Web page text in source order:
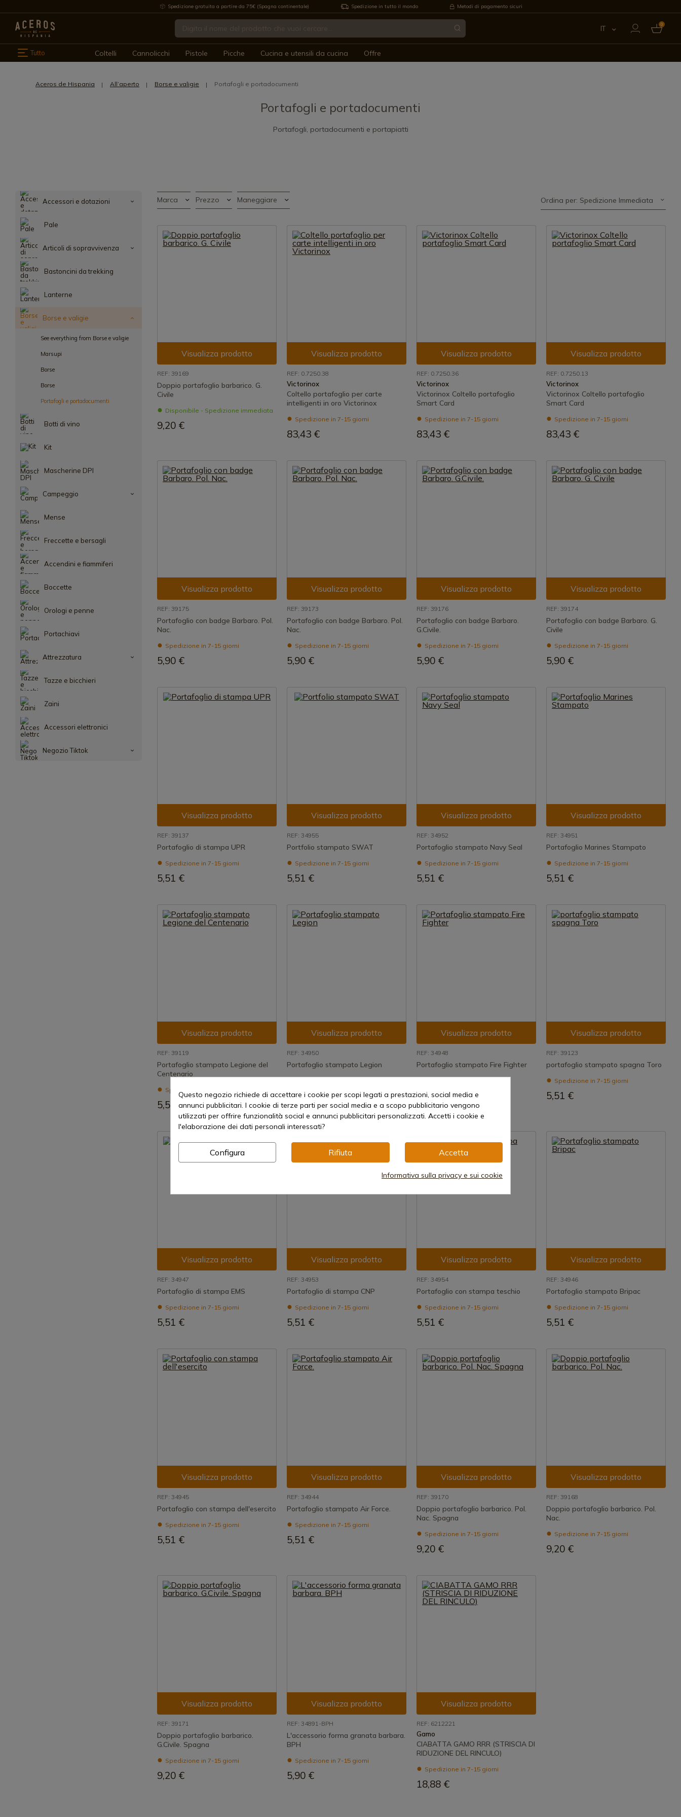
Spedizione gratuita a partire da 75€ (Spagna continentale) Spedizione in tutto il mondo Metodi di pagamento sicuri
IT 0
Tutto Coltelli Cannolicchi Pistole Picche Cucina e utensili da cucina Offre
Aceros de Hispania All’aperto Borse e valigie Portafogli e portadocumenti
Portafogli e portadocumenti
Portafogli, portadocumenti e portapiatti
Accessori e dotazioni
Pale
Articoli di sopravvivenza
Bastoncini da trekking
Lanterne
Borse e valigie
See everything from Borse e valigie
Marsupi
Borse
Borse
Portafogli e portadocumenti
Botti di vino
Kit
Mascherine DPI
Campeggio
Mense
Freccette e bersagli
Accendini e fiammiferi
Boccette
Orologi e penne
Portachiavi
Attrezzatura
Tazze e bicchieri
Zaini
Accessori elettronici
Negozio Tiktok
Marca Prezzo Maneggiare Ordina per: Spedizione Immediata
Visualizza prodotto
REF: 39169
Doppio portafoglio barbarico. G.
Civile
Disponibile - Spedizione immediata
9,20 €
Visualizza prodotto
REF: 0.7250.38
Victorinox
Coltello portafoglio per carte
intelligenti in oro Victorinox
Spedizione in 7-15 giorni
83,43 €
Visualizza prodotto
REF: 0.7250.36
Victorinox
Victorinox Coltello portafoglio
Smart Card
Spedizione in 7-15 giorni
83,43 €
Visualizza prodotto
REF: 0.7250.13
Victorinox
Victorinox Coltello portafoglio
Smart Card
Spedizione in 7-15 giorni
83,43 €
Visualizza prodotto
REF: 39175
Portafoglio con badge Barbaro. Pol.
Nac.
Spedizione in 7-15 giorni
5,90 €
Visualizza prodotto
REF: 39173
Portafoglio con badge Barbaro. Pol.
Nac.
Spedizione in 7-15 giorni
5,90 €
Visualizza prodotto
REF: 39176
Portafoglio con badge Barbaro.
G.Civile.
Spedizione in 7-15 giorni
5,90 €
Visualizza prodotto
REF: 39174
Portafoglio con badge Barbaro. G.
Civile
Spedizione in 7-15 giorni
5,90 €
Visualizza prodotto
REF: 39137
Portafoglio di stampa UPR
Spedizione in 7-15 giorni
5,51 €
Visualizza prodotto
REF: 34955
Portfolio stampato SWAT
Spedizione in 7-15 giorni
5,51 €
Visualizza prodotto
REF: 34952
Portafoglio stampato Navy Seal
Spedizione in 7-15 giorni
5,51 €
Visualizza prodotto
REF: 34951
Portafoglio Marines Stampato
Spedizione in 7-15 giorni
5,51 €
Visualizza prodotto
REF: 39119
Portafoglio stampato Legione del
Centenario
Spedizione in 7-15 giorni
5,51 €
Visualizza prodotto
REF: 34950
Portafoglio stampato Legion
5,51 €
Visualizza prodotto
REF: 34948
Portafoglio stampato Fire Fighter
5,51 €
Visualizza prodotto
REF: 39123
portafoglio stampato spagna Toro
Spedizione in 7-15 giorni
5,51 €
Visualizza prodotto
REF: 34947
Portafoglio di stampa EMS
Spedizione in 7-15 giorni
5,51 €
Visualizza prodotto
REF: 34953
Portafoglio di stampa CNP
Spedizione in 7-15 giorni
5,51 €
Visualizza prodotto
REF: 34954
Portafoglio con stampa teschio
Spedizione in 7-15 giorni
5,51 €
Visualizza prodotto
REF: 34946
Portafoglio stampato Bripac
Spedizione in 7-15 giorni
5,51 €
Visualizza prodotto
REF: 34945
Portafoglio con stampa dell'esercito
Spedizione in 7-15 giorni
5,51 €
Visualizza prodotto
REF: 34944
Portafoglio stampato Air Force.
Spedizione in 7-15 giorni
5,51 €
Visualizza prodotto
REF: 39170
Doppio portafoglio barbarico. Pol.
Nac. Spagna
Spedizione in 7-15 giorni
9,20 €
Visualizza prodotto
REF: 39168
Doppio portafoglio barbarico. Pol.
Nac.
Spedizione in 7-15 giorni
9,20 €
Visualizza prodotto
REF: 39171
Doppio portafoglio barbarico.
G.Civile. Spagna
Spedizione in 7-15 giorni
9,20 €
Visualizza prodotto
REF: 34891-BPH
L'accessorio forma granata barbara.
BPH
Spedizione in 7-15 giorni
5,90 €
Visualizza prodotto
REF: 6212221
Gamo
CIABATTA GAMO RRR (STRISCIA DI
RIDUZIONE DEL RINCULO)
Spedizione in 7-15 giorni
18,88 €
Questo negozio richiede di accettare i cookie per scopi legati a prestazioni, social media e
annunci pubblicitari. I cookie di terze parti per social media e a scopo pubblicitario vengono
utilizzati per offrire funzionalità social e annunci pubblicitari personalizzati. Accetti i cookie e
l'elaborazione dei dati personali interessati?
Configura Rifiuta Accetta
Informativa sulla privacy e sui cookie